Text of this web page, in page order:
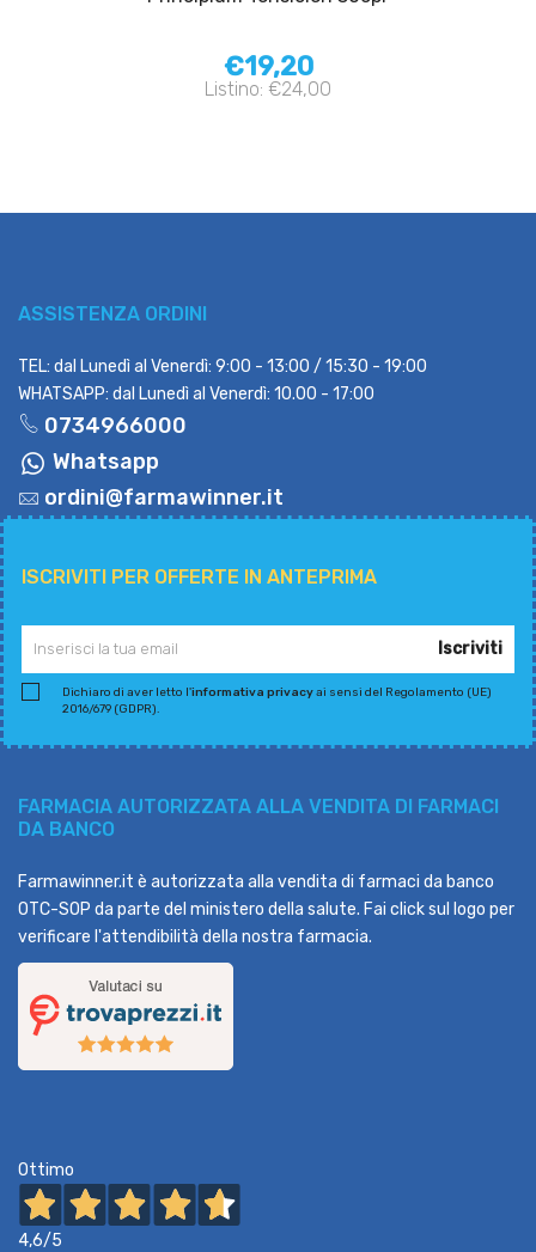
€19,20
Listino: €24,00
ASSISTENZA ORDINI
TEL: dal Lunedì al Venerdì: 9:00 - 13:00 / 15:30 - 19:00
WHATSAPP: dal Lunedì al Venerdì: 10.00 - 17:00
0734966000
Whatsapp
ordini@farmawinner.it
ISCRIVITI PER OFFERTE IN ANTEPRIMA
Iscriviti
Dichiaro di aver letto l'informativa privacyai sensi del Regolamento (UE)
2016/679 (GDPR).
FARMACIA AUTORIZZATA ALLA VENDITA DI FARMACI
DA BANCO
Farmawinner.it è autorizzata alla vendita di farmaci da banco
OTC-SOP da parte del ministero della salute. Fai click sul logo per
verificare l'attendibilità della nostra farmacia.
Ottimo
4,6/5